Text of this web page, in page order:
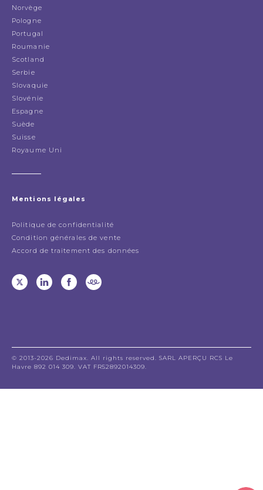
Norvège
Pologne
Portugal
Roumanie
Scotland
Serbie
Slovaquie
Slovénie
Espagne
Suède
Suisse
Royaume Uni
Mentions légales
Politique de confidentialité
Condition générales de vente
Accord de traitement des données
© 2013-2026 Dedimax. All rights reserved. SARL APERÇU RCS Le
Havre 892 014 309. VAT FR52892014309.